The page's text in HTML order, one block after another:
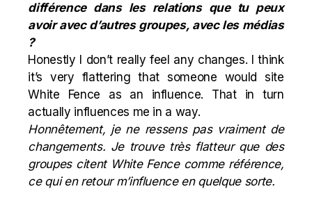
différence dans les relations que tu peux
avoir avec d’autres groupes, avec les médias
?
Honestly I don’t really feel any changes. I think
it’s very flattering that someone would site
White Fence as an influence. That in turn
actually influences me in a way.
Honnêtement, je ne ressens pas vraiment de
changements. Je trouve très flatteur que des
groupes citent White Fence comme référence,
ce qui en retour m’influence en quelque sorte.